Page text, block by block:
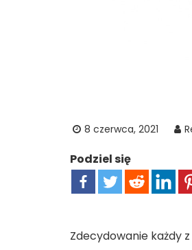
8 czerwca, 2021
Podziel się
Zdecydowanie każdy